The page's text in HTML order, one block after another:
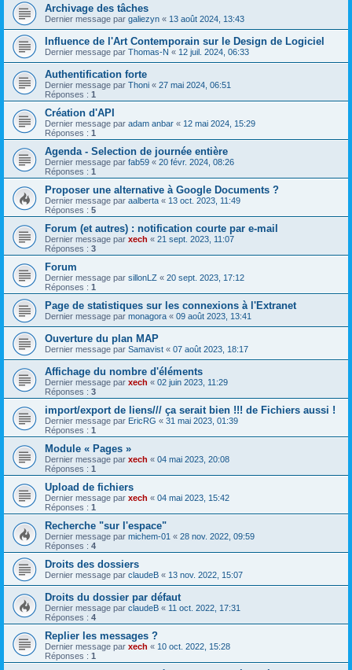
Archivage des tâches
Dernier message par galiezyn « 13 août 2024, 13:43
Influence de l'Art Contemporain sur le Design de Logiciel
Dernier message par Thomas-N « 12 juil. 2024, 06:33
Authentification forte
Dernier message par Thoni « 27 mai 2024, 06:51
Réponses : 1
Création d'API
Dernier message par adam anbar « 12 mai 2024, 15:29
Réponses : 1
Agenda - Selection de journée entière
Dernier message par fab59 « 20 févr. 2024, 08:26
Réponses : 1
Proposer une alternative à Google Documents ?
Dernier message par aalberta « 13 oct. 2023, 11:49
Réponses : 5
Forum (et autres) : notification courte par e-mail
Dernier message par xech « 21 sept. 2023, 11:07
Réponses : 3
Forum
Dernier message par sillonLZ « 20 sept. 2023, 17:12
Réponses : 1
Page de statistiques sur les connexions à l'Extranet
Dernier message par monagora « 09 août 2023, 13:41
Ouverture du plan MAP
Dernier message par Samavist « 07 août 2023, 18:17
Affichage du nombre d'éléments
Dernier message par xech « 02 juin 2023, 11:29
Réponses : 3
import/export de liens/// ça serait bien !!! de Fichiers aussi !
Dernier message par EricRG « 31 mai 2023, 01:39
Réponses : 1
Module « Pages »
Dernier message par xech « 04 mai 2023, 20:08
Réponses : 1
Upload de fichiers
Dernier message par xech « 04 mai 2023, 15:42
Réponses : 1
Recherche "sur l'espace"
Dernier message par michem-01 « 28 nov. 2022, 09:59
Réponses : 4
Droits des dossiers
Dernier message par claudeB « 13 nov. 2022, 15:07
Droits du dossier par défaut
Dernier message par claudeB « 11 oct. 2022, 17:31
Réponses : 4
Replier les messages ?
Dernier message par xech « 10 oct. 2022, 15:28
Réponses : 1